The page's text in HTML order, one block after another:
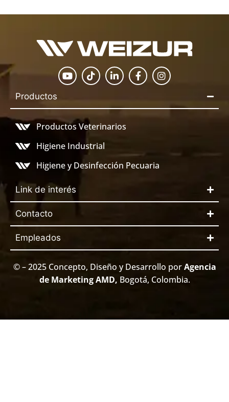
Productos
Productos Veterinarios
Higiene Industrial
Higiene y Desinfección Pecuaria
Link de interés
Contacto
Empleados
© – 2025 Concepto, Diseño y Desarrollo por Agencia
de Marketing AMD, Bogotá, Colombia.